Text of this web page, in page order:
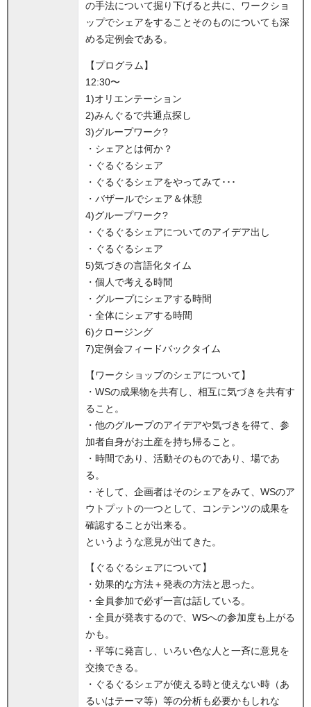
の手法について掘り下げると共に、ワークショ
ップでシェアをすることそのものについても深
める定例会である。
【プログラム】
12:30〜
1)オリエンテーション
2)みんぐるで共通点探し
3)グループワーク?
・シェアとは何か？
・ぐるぐるシェア
・ぐるぐるシェアをやってみて･･･
・バザールでシェア＆休憩
4)グループワーク?
・ぐるぐるシェアについてのアイデア出し
・ぐるぐるシェア
5)気づきの言語化タイム
・個人で考える時間
・グループにシェアする時間
・全体にシェアする時間
6)クロージング
7)定例会フィードバックタイム
【ワークショップのシェアについて】
・WSの成果物を共有し、相互に気づきを共有す
ること。
・他のグループのアイデアや気づきを得て、参
加者自身がお土産を持ち帰ること。
・時間であり、活動そのものであり、場であ
る。
・そして、企画者はそのシェアをみて、WSのア
ウトプットの一つとして、コンテンツの成果を
確認することが出来る。
というような意見が出てきた。
【ぐるぐるシェアについて】
・効果的な方法＋発表の方法と思った。
・全員参加で必ず一言は話している。
・全員が発表するので、WSへの参加度も上がる
かも。
・平等に発言し、いろい色な人と一斉に意見を
交換できる。
・ぐるぐるシェアが使える時と使えない時（あ
るいはテーマ等）等の分析も必要かもしれな